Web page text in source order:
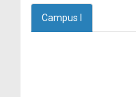
Campus I